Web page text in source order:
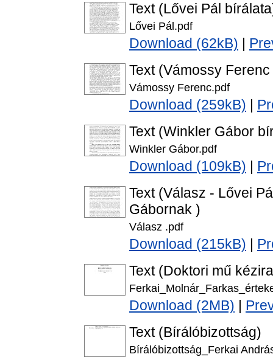
Text (Lővei Pál
Lővei Pál.pdf
Download (62kB)
Text (Vámossy
Vámossy Ferenc.pdf
Download (259kB)
Text (Winkler Gábor
Winkler Gábor.pdf
Download (109kB)
Text (Válasz - Lővei
Gábornak )
Válasz .pdf
Download (215kB)
Text (Doktori mű
Download (2MB)
Text (Bírálóbizottság)
Bírálóbizottság_Ferkai